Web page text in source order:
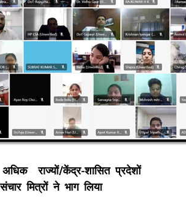
राज्यों/केंद्र-शासित प्रदेशों
संचार मित्रों ने भाग लिया